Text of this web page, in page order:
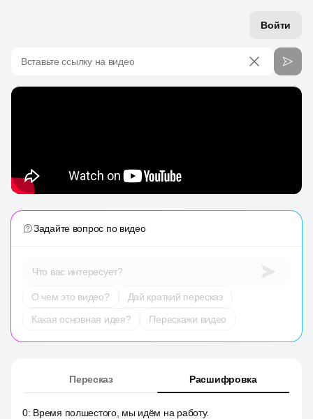
Войти
Вставьте ссылку на видео
Задайте вопрос по видео
Что вас интересует?
О чем это видео?
Дай краткий пересказ
Какая основная идея?
Перескажи видео
Пересказ Расшифровка
0: Время полшестого, мы идём на работу.